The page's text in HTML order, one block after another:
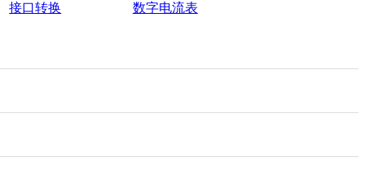
接口转换 数字电流表